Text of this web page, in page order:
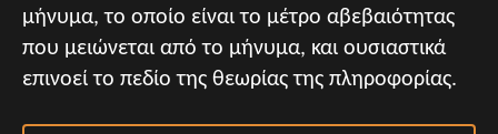
μήνυμα, το οποίο είναι το μέτρο αβεβαιότητας
που μειώνεται από το μήνυμα, και ουσιαστικά
επινοεί το πεδίο της θεωρίας της πληροφορίας.